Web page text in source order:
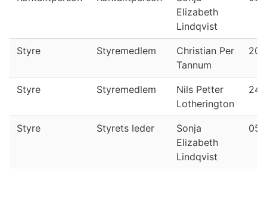
Elizabeth
Lindqvist
Styre Styremedlem
Christian Per
Tannum
Styre Styremedlem
Nils Petter
Lotherington
Styre Styrets leder
Sonja
Elizabeth
Lindqvist